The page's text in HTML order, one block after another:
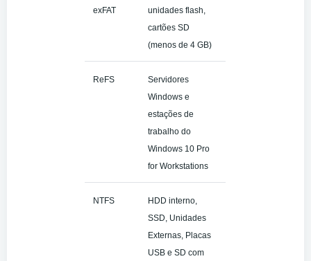
exFAT
unidades flash,
cartões SD
(menos de 4 GB)
ReFS
Servidores
Windows e
estações de
trabalho do
Windows 10 Pro
for Workstations
NTFS
HDD interno,
SSD, Unidades
Externas, Placas
USB e SD com